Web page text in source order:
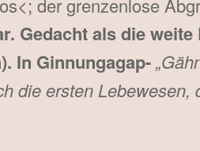
der grenzenlose
Gedacht als die
In Ginnungagap-
die ersten Lebewesen,